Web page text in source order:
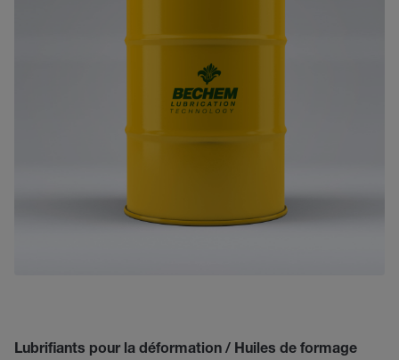
Lubrifiants pour la déformation / Huiles de formage